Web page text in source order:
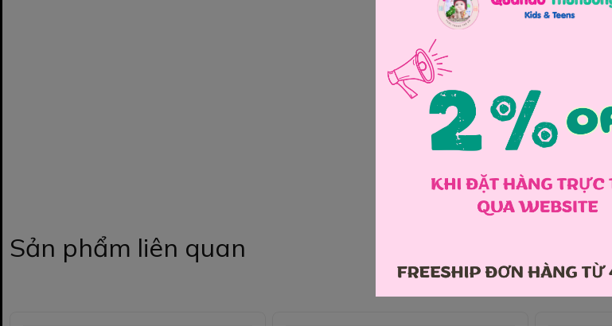
Sản phẩm liên quan